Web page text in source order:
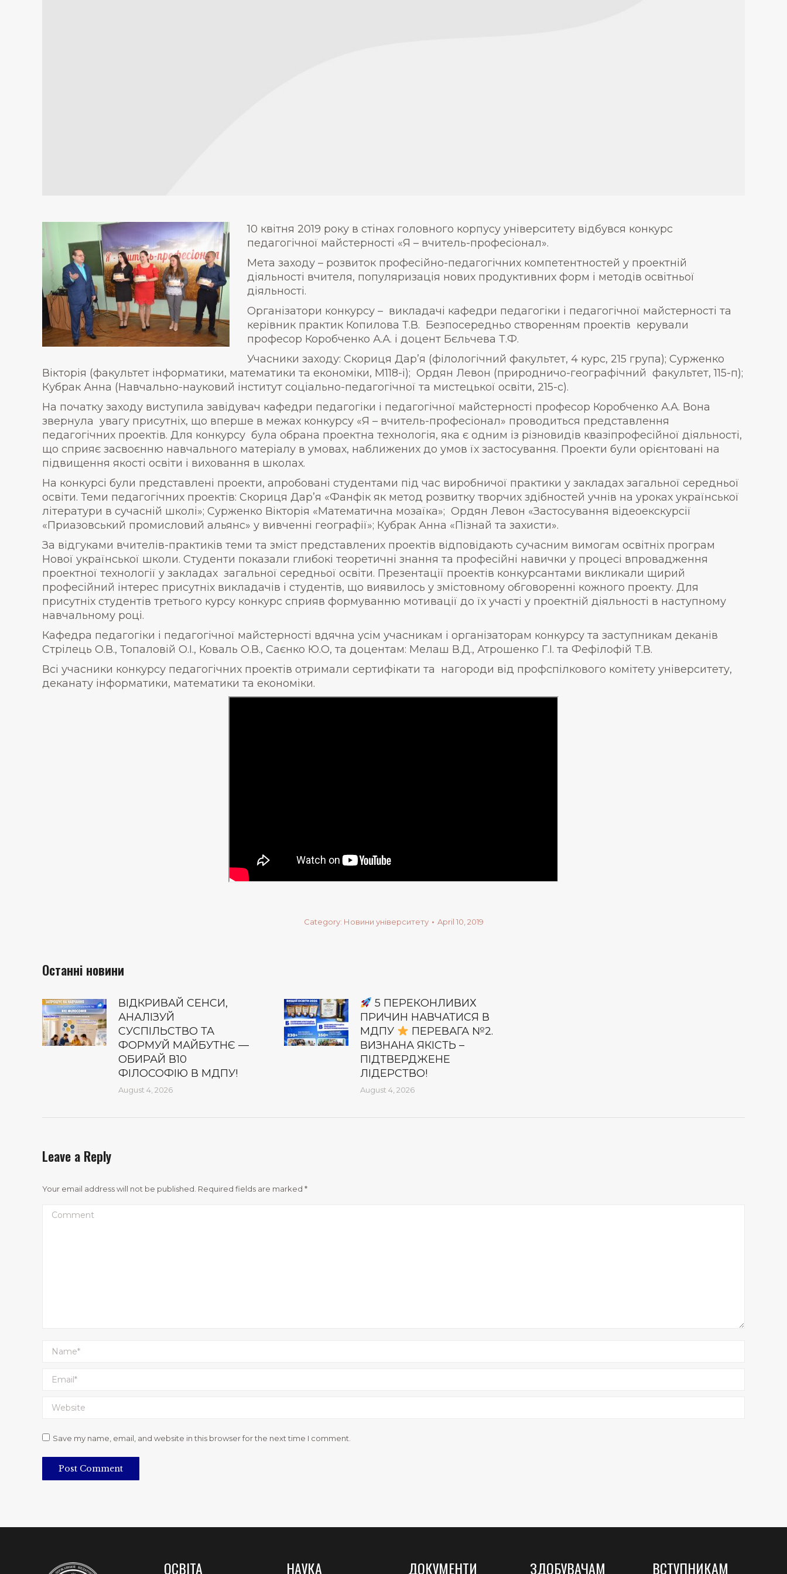
10 квітня 2019 року в стінах головного корпусу університету відбувся конкурс
педагогічної майстерності «Я – вчитель-професіонал».
Мета заходу – розвиток професійно-педагогічних компетентностей у проектній
діяльності вчителя, популяризація нових продуктивних форм і методів освітньої
діяльності.
Організатори конкурсу – викладачі кафедри педагогіки і педагогічної майстерності та
керівник практик Копилова Т.В. Безпосередньо створенням проектів керували
професор Коробченко А.А. і доцент Бєльчева Т.Ф.
Учасники заходу: Скориця Дар’я (філологічний факультет, 4 курс, 215 група); Сурженко
Вікторія (факультет інформатики, математики та економіки, М118-і); Ордян Левон (природничо-географічний факультет, 115-п);
Кубрак Анна (Навчально-науковий інститут соціально-педагогічної та мистецької освіти, 215-с).
На початку заходу виступила завідувач кафедри педагогіки і педагогічної майстерності професор Коробченко А.А. Вона
звернула увагу присутніх, що вперше в межах конкурсу «Я – вчитель-професіонал» проводиться представлення
педагогічних проектів. Для конкурсу була обрана проектна технологія, яка є одним із різновидів квазіпрофесійної діяльності,
що сприяє засвоєнню навчального матеріалу в умовах, наближених до умов їх застосування. Проекти були орієнтовані на
підвищення якості освіти і виховання в школах.
На конкурсі були представлені проекти, апробовані студентами під час виробничої практики у закладах загальної середньої
освіти. Теми педагогічних проектів: Скориця Дар’я «Фанфік як метод розвитку творчих здібностей учнів на уроках української
літератури в сучасній школі»; Сурженко Вікторія «Математична мозаїка»; Ордян Левон «Застосування відеоекскурсії
«Приазовський промисловий альянс» у вивченні географії»; Кубрак Анна «Пізнай та захисти».
За відгуками вчителів-практиків теми та зміст представлених проектів відповідають сучасним вимогам освітніх програм
Нової української школи. Студенти показали глибокі теоретичні знання та професійні навички у процесі впровадження
проектної технології у закладах загальної середньої освіти. Презентації проектів конкурсантами викликали щирий
професійний інтерес присутніх викладачів і студентів, що виявилось у змістовному обговоренні кожного проекту. Для
присутніх студентів третього курсу конкурс сприяв формуванню мотивації до їх участі у проектній діяльності в наступному
навчальному році.
Кафедра педагогіки і педагогічної майстерності вдячна усім учасникам і організаторам конкурсу та заступникам деканів
Стрілець О.В., Топаловій О.І., Коваль О.В., Саєнко Ю.О, та доцентам: Мелаш В.Д., Атрошенко Г.І. та Фефілофій Т.В.
Всі учасники конкурсу педагогічних проектів отримали сертифікати та нагороди від профспілкового комітету університету,
деканату інформатики, математики та економіки.
Category: Новини університету April 10, 2019
Останні новини
ВІДКРИВАЙ СЕНСИ,
АНАЛІЗУЙ
СУСПІЛЬСТВО ТА
ФОРМУЙ МАЙБУТНЄ —
ОБИРАЙ В10
ФІЛОСОФІЮ В МДПУ!
August 4, 2026
5 ПЕРЕКОНЛИВИХ
ПРИЧИН НАВЧАТИСЯ В
МДПУ
ПЕРЕВАГА №2.
ВИЗНАНА ЯКІСТЬ –
ПІДТВЕРДЖЕНЕ
ЛІДЕРСТВО!
August 4, 2026
Leave a Reply
Your email address will not be published. Required fields are marked *
Comment
Name *
Email *
Website
Save my name, email, and website in this browser for the next time I comment.
Post Comment
ОСВІТА НАУКА ДОКУМЕНТИ ЗДОБУВАЧАМ ВСТУПНИКАМ